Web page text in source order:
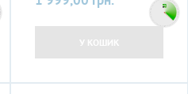
У КОШИК